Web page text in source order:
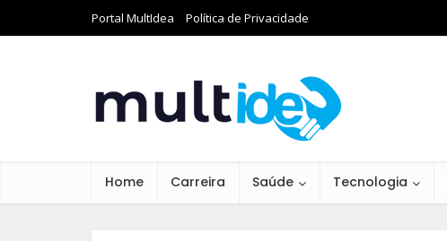
Portal MultIdea Política de Privacidade
Home Carreira Saúde Tecnologia